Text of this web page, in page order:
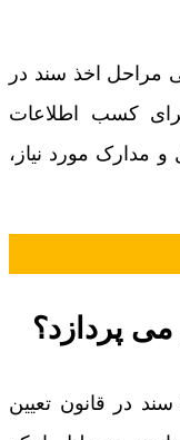
مراحل اخذ سند در
کسب اطلاعات
و مدارک مورد نیاز،
در قانون تعیین